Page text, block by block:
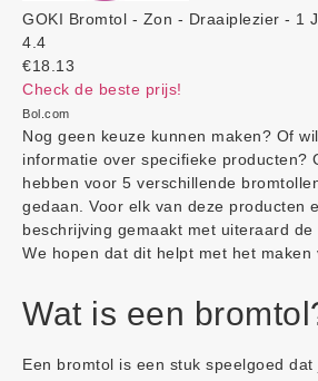
GOKI Bromtol - Zon - Draaiplezier - 1
4.4
€18.13
Check de beste prijs!
Bol.com
Nog geen keuze kunnen maken? Of
informatie over specifieke producten?
hebben voor 5 verschillende
gedaan. Voor elk van deze producten
beschrijving gemaakt met uiteraard de
We hopen dat dit helpt met het maken
Wat is een
Een bromtol is een stuk speelgoed dat